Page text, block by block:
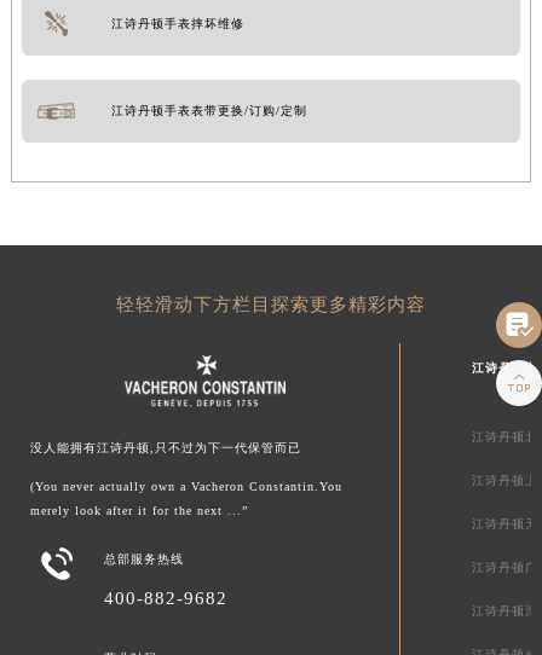
江诗丹顿手表摔坏维修
江诗丹顿手表表带更换/订购/定制
轻轻滑动下方栏目探索更多精彩内容
没人能拥有江诗丹顿,只不过为下一代保管而已
(You never actually own a Vacheron Constantin.You
merely look after it for the next ...”
 总部服务热线
400-882-9682
江诗丹顿中
江诗丹顿北
江诗丹顿上
江诗丹顿天
江诗丹顿广
江诗丹顿深

